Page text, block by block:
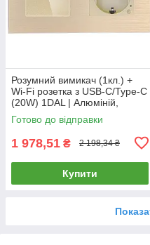
Розумний вимикач (1кл.) +
Wi-Fi розетка з USB-C/Type-C
(20W) 1DAL | Алюміній,
Золото (A157-GSW1G.WF-
STUTC.WF.GD)
Готово до відправки
1 978,51 ₴ 2 198,34 ₴
Купити